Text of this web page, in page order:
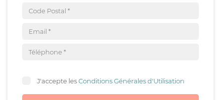
J'accepte lesConditions Générales d'Utilisation